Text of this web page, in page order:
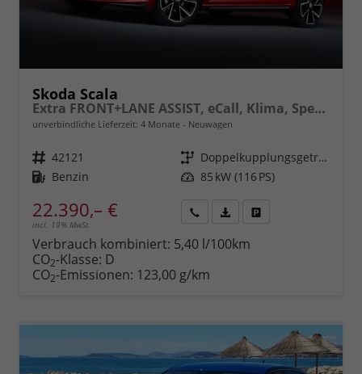
Skoda Scala
Extra FRONT+LANE ASSIST, eCall, Klima, Speedlimiter, Parksensoren hinten, ISOFIX, Full LED vorn, uvm.
unverbindliche Lieferzeit: 4 Monate Neuwagen
Fahrzeugnr. 42121 Getriebe
Doppelkupplungsgetriebe (DSG)
Kraftstoff Benzin Leistung 85 kW (116 PS)
22.390,– €
incl. 19% MwSt.
anfordern
Datei,
Verbrauch kombiniert: 5,40 l/100km
CO2-Klasse: D
CO2-Emissionen: 123,00 g/km